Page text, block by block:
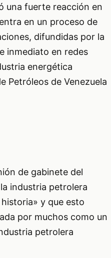
una fuerte reacción en
en un proceso de
difundidas por la
inmediato en redes
energética
Petróleos de Venezuela
de gabinete del
industria petrolera
y que esto
por muchos como un
petrolera